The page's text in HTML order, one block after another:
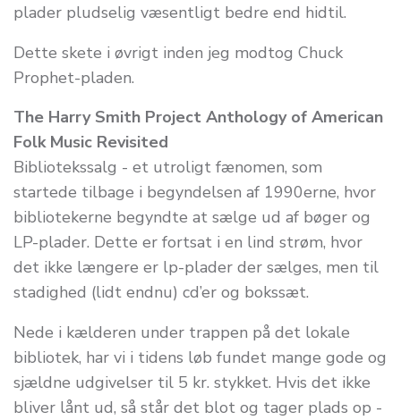
plader pludselig væsentligt bedre end hidtil.
Dette skete i øvrigt inden jeg modtog Chuck
Prophet-pladen.
The Harry Smith Project Anthology of American
Folk Music Revisited
Bibliotekssalg - et utroligt fænomen, som
startede tilbage i begyndelsen af 1990erne, hvor
bibliotekerne begyndte at sælge ud af bøger og
LP-plader. Dette er fortsat i en lind strøm, hvor
det ikke længere er lp-plader der sælges, men til
stadighed (lidt endnu) cd’er og bokssæt.
Nede i kælderen under trappen på det lokale
bibliotek, har vi i tidens løb fundet mange gode og
sjældne udgivelser til 5 kr. stykket. Hvis det ikke
bliver lånt ud, så står det blot og tager plads op -